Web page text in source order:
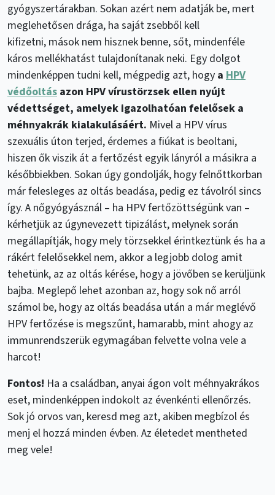
gyógyszertárakban. Sokan azért nem adatják be, mert
meglehetősen drága, ha saját zsebből kell
kifizetni, mások nem hisznek benne, sőt, mindenféle
káros mellékhatást tulajdonítanak neki. Egy dolgot
mindenképpen tudni kell, mégpedig azt, hogy a HPV
védőoltás azon HPV vírustörzsek ellen nyújt
védettséget, amelyek igazolhatóan felelősek a
méhnyakrák kialakulásáért. Mivel a HPV vírus
szexuális úton terjed, érdemes a fiúkat is beoltani,
hiszen ők viszik át a fertőzést egyik lányról a másikra a
későbbiekben. Sokan úgy gondolják, hogy felnőttkorban
már felesleges az oltás beadása, pedig ez távolról sincs
így. A nőgyógyásznál – ha HPV fertőzöttségünk van –
kérhetjük az úgynevezett tipizálást, melynek során
megállapítják, hogy mely törzsekkel érintkeztünk és ha a
rákért felelősekkel nem, akkor a legjobb dolog amit
tehetünk, az az oltás kérése, hogy a jövőben se kerüljünk
bajba. Meglepő lehet azonban az, hogy sok nő arról
számol be, hogy az oltás beadása után a már meglévő
HPV fertőzése is megszűnt, hamarabb, mint ahogy az
immunrendszerük egymagában felvette volna vele a
harcot!
Fontos! Ha a családban, anyai ágon volt méhnyakrákos
eset, mindenképpen indokolt az évenkénti ellenőrzés.
Sok jó orvos van, keresd meg azt, akiben megbízol és
menj el hozzá minden évben. Az életedet mentheted
meg vele!